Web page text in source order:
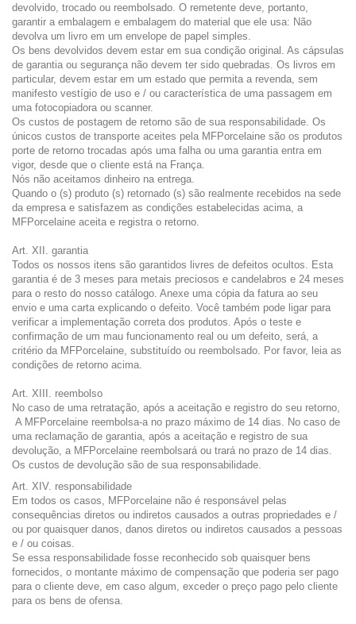
devolvido, trocado ou reembolsado. O remetente deve, portanto,
garantir a embalagem e embalagem do material que ele usa: Não
devolva um livro em um envelope de papel simples.
Os bens devolvidos devem estar em sua condição original. As cápsulas
de garantia ou segurança não devem ter sido quebradas. Os livros em
particular, devem estar em um estado que permita a revenda, sem
manifesto vestígio de uso e / ou característica de uma passagem em
uma fotocopiadora ou scanner.
Os custos de postagem de retorno são de sua responsabilidade. Os
únicos custos de transporte aceites pela MFPorcelaine são os produtos
porte de retorno trocadas após uma falha ou uma garantia entra em
vigor, desde que o cliente está na França.
Nós não aceitamos dinheiro na entrega.
Quando o (s) produto (s) retornado (s) são realmente recebidos na sede
da empresa e satisfazem as condições estabelecidas acima, a
MFPorcelaine aceita e registra o retorno.
Art. XII. garantia
Todos os nossos itens são garantidos livres de defeitos ocultos. Esta
garantia é de 3 meses para metais preciosos e candelabros e 24 meses
para o resto do nosso catálogo. Anexe uma cópia da fatura ao seu
envio e uma carta explicando o defeito. Você também pode ligar para
verificar a implementação correta dos produtos. Após o teste e
confirmação de um mau funcionamento real ou um defeito, será, a
critério da MFPorcelaine, substituído ou reembolsado. Por favor, leia as
condições de retorno acima.
Art. XIII. reembolso
No caso de uma retratação, após a aceitação e registro do seu retorno,
A MFPorcelaine reembolsa-a no prazo máximo de 14 dias. No caso de
uma reclamação de garantia, após a aceitação e registro de sua
devolução, a MFPorcelaine reembolsará ou trará no prazo de 14 dias.
Os custos de devolução são de sua responsabilidade.
Art. XIV. responsabilidade
Em todos os casos, MFPorcelaine não é responsável pelas
consequências diretos ou indiretos causados ​​a outras propriedades e /
ou por quaisquer danos, danos diretos ou indiretos causados ​​a pessoas
e / ou coisas.
Se essa responsabilidade fosse reconhecido sob quaisquer bens
fornecidos, o montante máximo de compensação que poderia ser pago
para o cliente deve, em caso algum, exceder o preço pago pelo cliente
para os bens de ofensa.